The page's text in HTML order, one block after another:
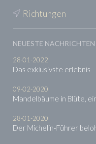
Richtungen
NEUESTE NACHRICHTEN
28-01-2022
Das exklusivste erlebnis
09-02-2020
Mandelbäume in Blüte,
28-01-2020
Der Michelin-Führer